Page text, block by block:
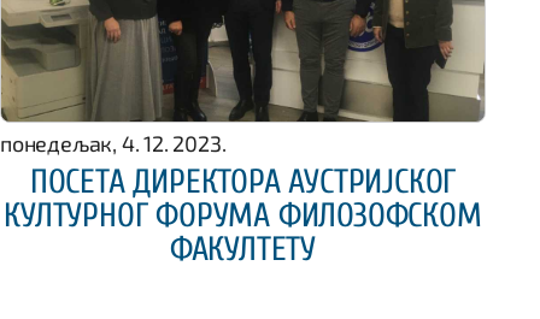
понедељак, 4. 12. 2023.
ПОСЕТА ДИРЕКТОРА АУСТРИЈСКОГ
КУЛТУРНОГ ФОРУМА ФИЛОЗОФСКОМ
ФАКУЛТЕТУ